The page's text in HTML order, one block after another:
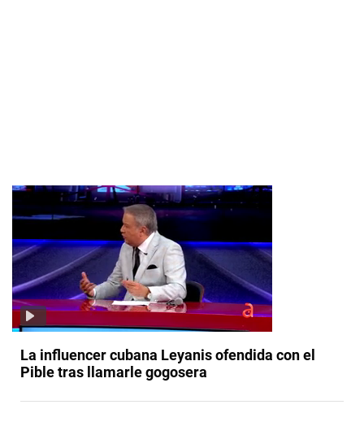
La influencer cubana Leyanis ofendida con el
Pible tras llamarle gogosera